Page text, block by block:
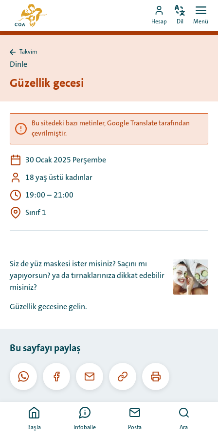
Doğrudan
içeriğe
git
MyCOA
ana
sayfasına
MyCOA
hesabına
Hesap
Dili
Dil
Aç
Menü
Başla Infobalie Posta Ara
sayfasına
dön
Takvim
Dinle
Güzellik gecesi
Bu sitedeki bazı metinler, Google Translate tarafından
çevrilmiştir.
30 Ocak 2025 Perşembe
18 yaş üstü kadınlar
19:00 – 21:00
Sınıf 1
Siz de yüz maskesi ister misiniz? Saçını mı
yapıyorsun? ya da tırnaklarınıza dikkat edebilir
misiniz?
Güzellik gecesine gelin.
Bu sayfayı paylaş
WhatsappFacebookE-
Bu
URL'yi
Bu
sayfayı